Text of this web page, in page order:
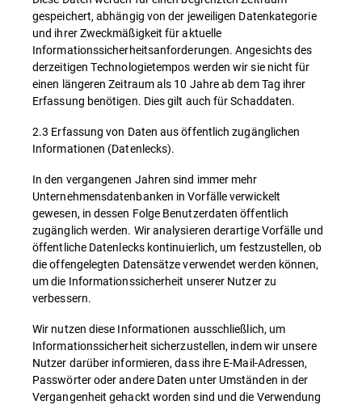
gespeichert, abhängig von der jeweiligen Datenkategorie
und ihrer Zweckmäßigkeit für aktuelle
Informationssicherheitsanforderungen. Angesichts des
derzeitigen Technologietempos werden wir sie nicht für
einen längeren Zeitraum als 10 Jahre ab dem Tag ihrer
Erfassung benötigen. Dies gilt auch für Schaddaten.
2.3 Erfassung von Daten aus öffentlich zugänglichen
Informationen (Datenlecks).
In den vergangenen Jahren sind immer mehr
Unternehmensdatenbanken in Vorfälle verwickelt
gewesen, in dessen Folge Benutzerdaten öffentlich
zugänglich werden. Wir analysieren derartige Vorfälle und
öffentliche Datenlecks kontinuierlich, um festzustellen, ob
die offengelegten Datensätze verwendet werden können,
um die Informationssicherheit unserer Nutzer zu
verbessern.
Wir nutzen diese Informationen ausschließlich, um
Informationssicherheit sicherzustellen, indem wir unsere
Nutzer darüber informieren, dass ihre E-Mail-Adressen,
Passwörter oder andere Daten unter Umständen in der
Vergangenheit gehackt worden sind und die Verwendung